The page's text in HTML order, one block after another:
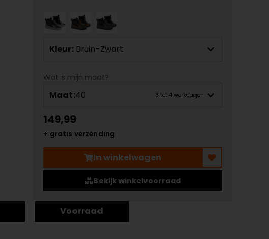
Kleur: Bruin-Zwart
Wat is mijn maat?
Maat:40 3 tot 4 werkdagen
149,99
+ gratis verzending
In winkelwagen
Bekijk winkelvoorraad
Voorraad